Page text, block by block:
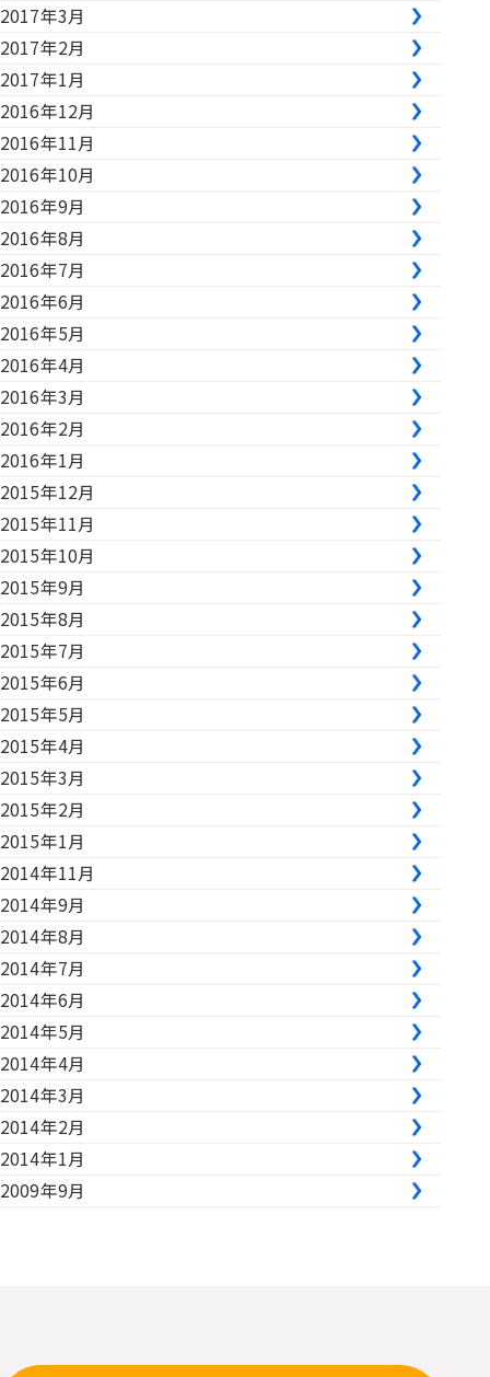
2017年3月
2017年2月
2017年1月
2016年12月
2016年11月
2016年10月
2016年9月
2016年8月
2016年7月
2016年6月
2016年5月
2016年4月
2016年3月
2016年2月
2016年1月
2015年12月
2015年11月
2015年10月
2015年9月
2015年8月
2015年7月
2015年6月
2015年5月
2015年4月
2015年3月
2015年2月
2015年1月
2014年11月
2014年9月
2014年8月
2014年7月
2014年6月
2014年5月
2014年4月
2014年3月
2014年2月
2014年1月
2009年9月